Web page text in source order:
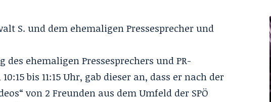
S. und dem ehemaligen Pressesprecher und
des ehemaligen Pressesprechers und PR-
bis 11:15 Uhr, gab dieser an, dass er nach der
von 2 Freunden aus dem Umfeld der SPÖ